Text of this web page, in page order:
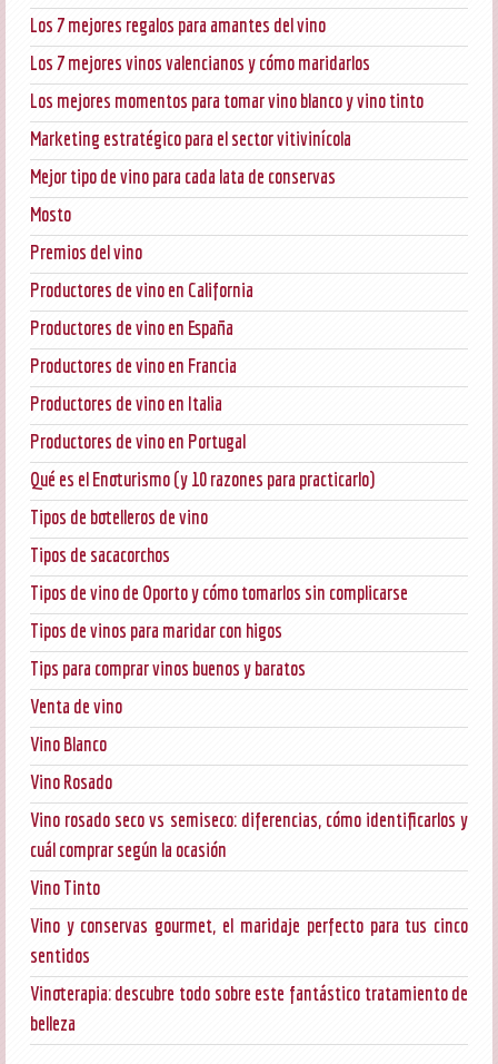
Los 7 mejores regalos para amantes del vino
Los 7 mejores vinos valencianos y cómo maridarlos
Los mejores momentos para tomar vino blanco y vino tinto
Marketing estratégico para el sector vitivinícola
Mejor tipo de vino para cada lata de conservas
Mosto
Premios del vino
Productores de vino en California
Productores de vino en España
Productores de vino en Francia
Productores de vino en Italia
Productores de vino en Portugal
Qué es el Enoturismo (y 10 razones para practicarlo)
Tipos de botelleros de vino
Tipos de sacacorchos
Tipos de vino de Oporto y cómo tomarlos sin complicarse
Tipos de vinos para maridar con higos
Tips para comprar vinos buenos y baratos
Venta de vino
Vino Blanco
Vino Rosado
Vino rosado seco vs semiseco: diferencias, cómo identificarlos y
cuál comprar según la ocasión
Vino Tinto
Vino y conservas gourmet, el maridaje perfecto para tus cinco
sentidos
Vinoterapia: descubre todo sobre este fantástico tratamiento de
belleza